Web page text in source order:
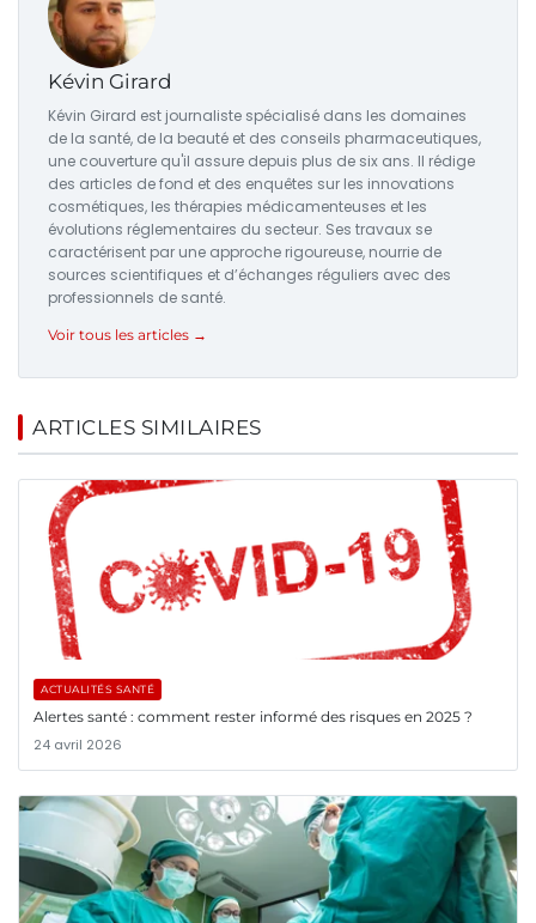
Kévin Girard
Kévin Girard est journaliste spécialisé dans les domaines
de la santé, de la beauté et des conseils pharmaceutiques,
une couverture qu'il assure depuis plus de six ans. Il rédige
des articles de fond et des enquêtes sur les innovations
cosmétiques, les thérapies médicamenteuses et les
évolutions réglementaires du secteur. Ses travaux se
caractérisent par une approche rigoureuse, nourrie de
sources scientifiques et d’échanges réguliers avec des
professionnels de santé.
Voir tous les articles →
ARTICLES SIMILAIRES
ACTUALITÉS SANTÉ
Alertes santé : comment rester informé des risques en 2025 ?
24 avril 2026